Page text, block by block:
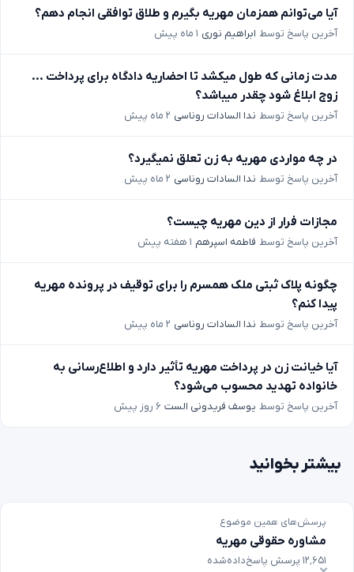
آیا می‌توانم همزمان مهریه بگیرم و طلاق توافقی انجام دهم؟
آخرین پاسخ توسط ابراهیم نوری ۱ ماه پیش
مدت زمانی که طول میکشد تا احضاریه دادگاه برای پرداخت ...
زوج ابلاغ شود چقدر میباشد؟
آخرین پاسخ توسط ندا السادات روناسی ۲ ماه پیش
در چه مواردی مهریه به زن تعلق نمیگیرد؟
آخرین پاسخ توسط ندا السادات روناسی ۲ ماه پیش
مجازات فرار از دین مهریه چیست؟
آخرین پاسخ توسط فاطمه اسپرهم ۱ هفته پیش
چگونه پلاک ثبتی ملک همسرم را برای توقیف در پرونده مهریه
پیدا کنم؟
آخرین پاسخ توسط ندا السادات روناسی ۲ ماه پیش
آیا خیانت زن در پرداخت مهریه تأثیر دارد و اطلاع‌رسانی به
خانواده تهدید محسوب می‌شود؟
آخرین پاسخ توسط یوسف فریدونی الست ۶ روز پیش
بیشتر بخوانید
پرسش‌های همین موضوع
مشاوره حقوقی مهریه
۱۲٬۶۵۱ پرسش پاسخ‌داده‌شده